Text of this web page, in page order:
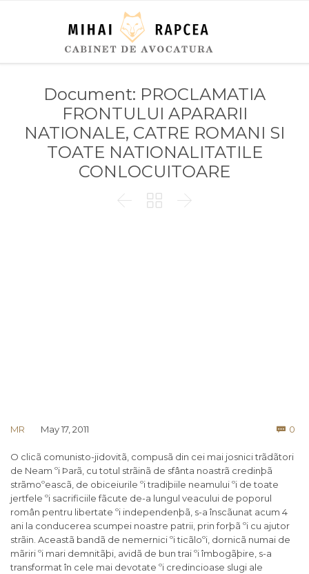
Document: PROCLAMATIA
FRONTULUI APARARII
NATIONALE, CATRE ROMANI SI
TOATE NATIONALITATILE
CONLOCUITOARE
  
MR May 17, 2011  0
O clicã comunisto-jidovitã, compusã din cei mai josnici trãdãtori
de Neam ºi Þarã, cu totul strãinã de sfânta noastrã credinþã
strãmoºeascã, de obiceiurile ºi tradiþiile neamului ºi de toate
jertfele ºi sacrificiile fãcute de-a lungul veacului de poporul
român pentru libertate ºi independenþã, s-a înscãunat acum 4
ani la conducerea scumpei noastre patrii, prin forþã ºi cu ajutor
strãin. Aceastã bandã de nemernici ºi ticãloºi, dornicã numai de
mãriri ºi mari demnitãþi, avidã de bun trai ºi îmbogãþire, s-a
transformat în cele mai devotate ºi credincioase slugi ale